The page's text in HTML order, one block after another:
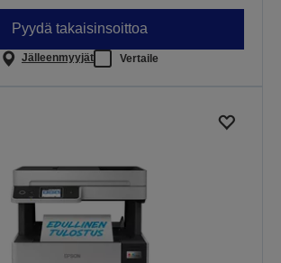
Pyydä takaisinsoittoa
Jälleenmyyjät Vertaile